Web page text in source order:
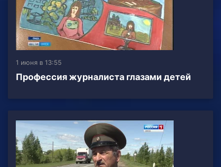
1 июня в 13:55
Профессия журналиста глазами детей